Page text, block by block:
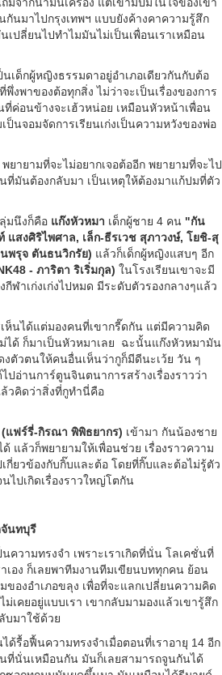
กันมาไปกรุงเทพฯ แบบยังค้างคาความรู้สึก
เปลี่ยนไปทำไมมันไม่เป็นเพื่อนเราเหมือน
นเด็กผู้หญิงธรรมดาอยู่อำเภอเดียวกันกับต้อ
งพาของต้อทุกสิ่ง ไม่ว่าจะเป็นเรื่องของการ
ที่ค่อนข้างจะเฮ้วหน่อย เหมือนหัวหน้าเพื่อน
ป็นจอมจัดการเรียนเก่งเป็นความหวังของพ่อ
ยายามที่จะไม่อยากเจอต้ออีก พยายามที่จะไป
ที่มันต้องกลับมา เป็นเหตุให้ต้องมาแก้ปมที่ตัว
มนึงก็คือ แก๊งหัวหมา เด็กผู้ชาย 4 คน "กัน
แสงศิริไพศาล, เล็ก-ธีรเวช สุภาวงษ์, โยชิ-สุ
พรุจ ตันธนวิกรัย) แล้วก็เด็กผู้หญิงแสบๆ อีก
- ภาริตา ริเริ่มกุล) ในโรงเรียนเขาจะมี
กีฬาเก่งเก่งไปหมด มีระดับตัวรองกลางๆแล้ว
ห็นได้แต่มองคนที่เขากรี๊ดกัน แต่มีความคิด
ได้ ก็มาเป็นหัวหมาเลย ฉะนั้นแก๊งหัวหมามัน
งตัวตนให้คนอื่นเห็นว่ากูก็มีดีนะเว้ย วัน ๆ
ปอ่านการ์ตูนจินตนาการสร้างเรื่องราวว่า
วคิดว่าสิ่งที่กูทำนี่คือ
แฟร์รี่-กิรณา พิพิธยากร) เข้ามา กันน้องชาย
แล้วก็พยายามให้เพื่อนช่วย เรื่องราวความ
กี่ยวข้องกับกิ๊บและต้อ โดยที่กิ๊บและต้อไม่รู้ตัว
ไปเกิดเรื่องราวใหญ่โตกัน
จันทบุรี
ความทรงจำ เพราะเราเกิดที่นั่น โลเคชั่นที่
เอง ก็เลยพาทีมงานทีมเขียนบททุกคน ย้อน
ของอำเภอขลุง เพื่อที่จะแลกเปลี่ยนความคิด
เคยอยู่แบบเรา เขากลับมามองแล้วเขารู้สึก
บมาใช้ด้วย
รื้อฟื้นความทรงจำเมื่อตอนที่เราอายุ 14 อีก
ที่นั่นเหมือนกัน มันก็เลยสามารถจูนกันได้